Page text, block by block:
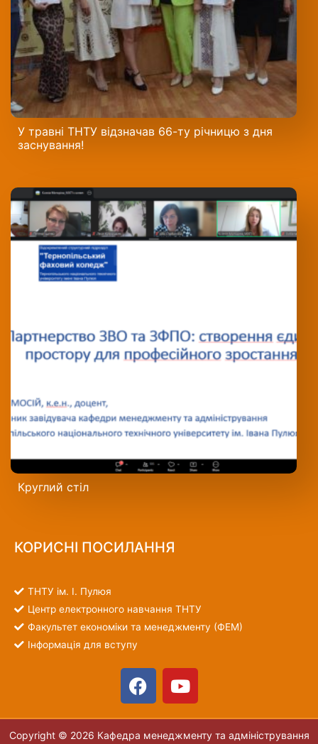
У травні ТНТУ відзначав 66-ту річницю з дня
заснування!
Круглий стіл
КОРИСНІ ПОСИЛАННЯ
ТНТУ ім. І. Пулюя
Центр електронного навчання ТНТУ
Факультет економіки та менеджменту (ФЕМ)
Інформація для вступу
Copyright © 2026 Кафедра менеджменту та адміністрування